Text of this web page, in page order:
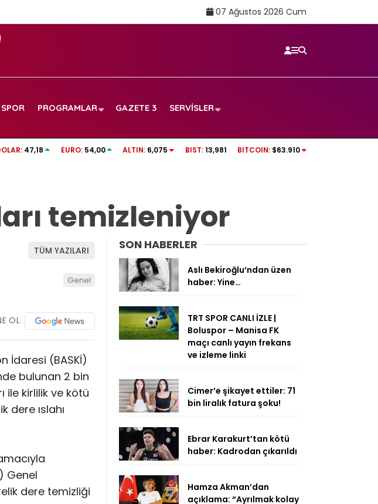
07 Ağustos 2026 Cum
SPOR PROGRAMLAR GAZETE 3 SERVISLER
üzen haber: Yine…
TRT SPOR CANLI İZLE | Boluspor – Manisa
47,18 EURO: 54,00 ALTIN: 6,075 BIST: 13,981 BITCOIN: $63.910
temizleniyor
TÜM YAZILARI
Genel
OL
İdaresi (BASKİ)
bulunan 2 bin
ile kirlilik ve kötü
dere ıslahı
Genel
dere temizliği
SON HABERLER
Aslı Bekiroğlu’ndan üzen
haber: Yine…
TRT SPOR CANLI İZLE |
Boluspor – Manisa FK
maçı canlı yayın frekans
ve izleme linki
Cimer’e şikayet ettiler: 71
bin liralık fatura şoku!
Ebrar Karakurt’tan kötü
haber: Kadrodan çıkarıldı
Hamza Akman’dan
açıklama: “Ayrılmak kolay